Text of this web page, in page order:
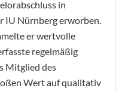
in
IU Nürnberg erworben.
er wertvolle
regelmäßig
Mitglied des
Wert auf qualitativ